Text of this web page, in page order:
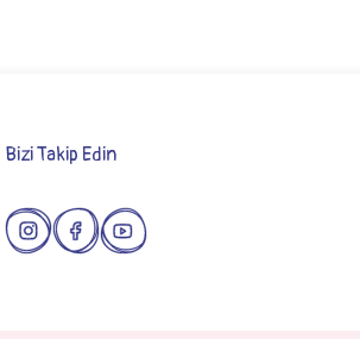
Bizi Takip Edin